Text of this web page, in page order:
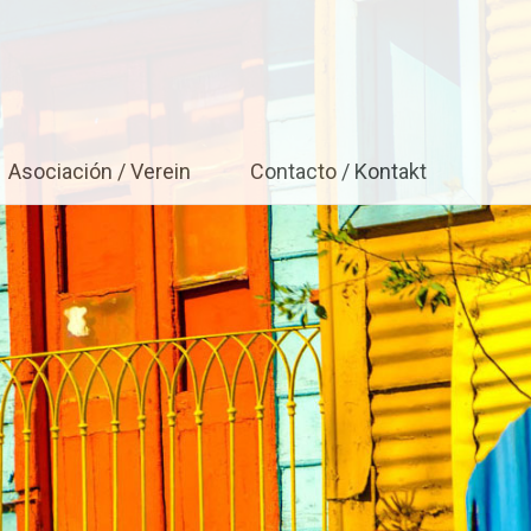
Württemberg e.V.
Asociación / Verein Contacto / Kontakt